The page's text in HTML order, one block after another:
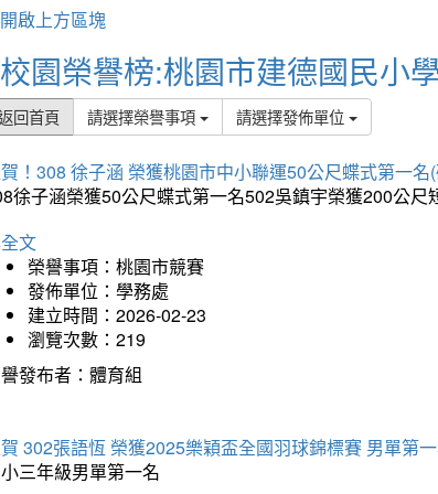
開啟上方區塊
校園榮譽榜:桃園市建德國民小
回首頁 請選擇榮譽事項 請選擇發佈單位
！308 徐子涵 榮獲桃園市中小聯運50公尺蝶式第一名
徐子涵榮獲50公尺蝶式第一名502吳鎮宇榮獲200公
文
榮譽事項：桃園市競賽
發佈單位：學務處
建立時間：2026-02-23
瀏覽次數：219
發布者：體育組
302張語恆 榮獲2025樂穎盃全國羽球錦標賽 男單第
三年級男單第一名